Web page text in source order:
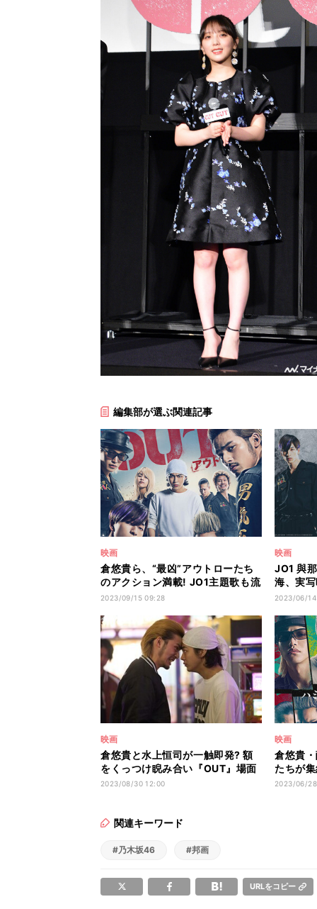
編集部が選ぶ関連記事
映画
倉悠貴ら、“最凶”アウトローたち
のアクション満載! JO1主題歌も流
れる『OUT』予告映像
2023/09/15 09:28
映画
JO1 與
海、実
ンでヤ
2023/06/
映画
倉悠貴と水上恒司が一触即発? 額
をくっつけ睨み合い『OUT』場面
写真
2023/08/30 12:00
映画
倉悠貴
たちが
『OUT
2023/06/
関連キーワード
#乃木坂46 #邦画
URLをコピー